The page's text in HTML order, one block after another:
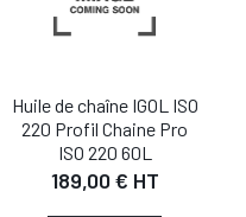
Huile de chaîne IGOL ISO
220 Profil Chaine Pro
ISO 220 60L
189,00 € HT